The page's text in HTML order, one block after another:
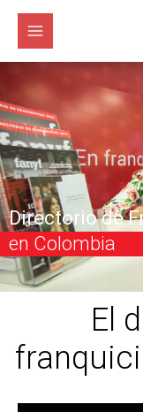
contenido
Directorio de
en Colombia
El